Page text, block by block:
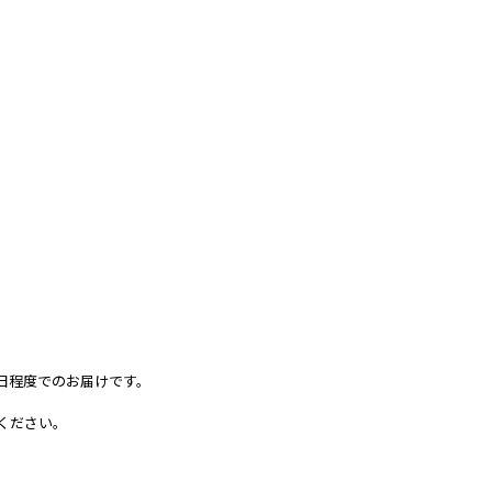
度でのお届けです。
さい。